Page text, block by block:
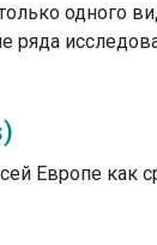
одного
ряда
Европе как